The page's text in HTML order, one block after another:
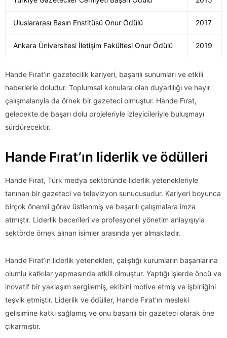
Uluslararası Basın Enstitüsü Onur Ödülü 2017
Ankara Üniversitesi İletişim Fakültesi Onur Ödülü 2019
Hande Fırat’ın gazetecilik kariyeri, başarılı sunumları ve etkili
haberlerle doludur. Toplumsal konulara olan duyarlılığı ve hayır
çalışmalarıyla da örnek bir gazeteci olmuştur. Hande Fırat,
gelecekte de başarı dolu projeleriyle izleyicileriyle buluşmayı
sürdürecektir.
Hande Fırat’ın liderlik ve ödülleri
Hande Fırat, Türk medya sektöründe liderlik yetenekleriyle
tanınan bir gazeteci ve televizyon sunucusudur. Kariyeri boyunca
birçok önemli görev üstlenmiş ve başarılı çalışmalara imza
atmıştır. Liderlik becerileri ve profesyonel yönetim anlayışıyla
sektörde örnek alınan isimler arasında yer almaktadır.
Hande Fırat’ın liderlik yetenekleri, çalıştığı kurumların başarılarına
olumlu katkılar yapmasında etkili olmuştur. Yaptığı işlerde öncü ve
inovatif bir yaklaşım sergilemiş, ekibini motive etmiş ve işbirliğini
teşvik etmiştir. Liderlik ve ödüller, Hande Fırat’ın mesleki
gelişimine katkı sağlamış ve onu başarılı bir gazeteci olarak öne
çıkarmıştır.